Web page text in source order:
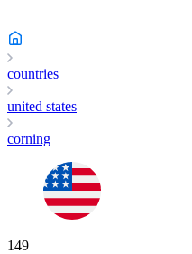
countries
united states
corning
149